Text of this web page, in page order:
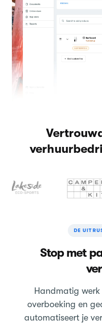
DE
Stop met
Handmatig
overboeking en
automatiseert je